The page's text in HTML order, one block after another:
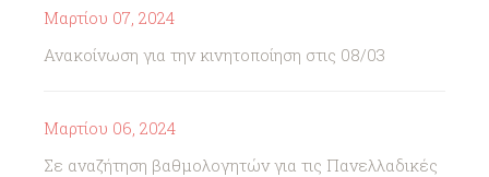
Μαρτίου 07, 2024
Ανακοίνωση για την κινητοποίηση στις 08/03
Μαρτίου 06, 2024
Σε αναζήτηση βαθμολογητών για τις Πανελλαδικές